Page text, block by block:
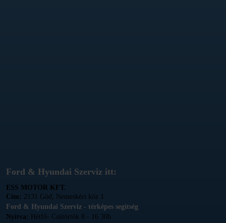
Ford & Hyundai Szerviz itt:
ESS MOTOR KFT.
Cím: 2131 Göd, Nemeskéri köz 1.
Ford & Hyundai Szerviz - térképes segítség
Nyitva: Hétfő- Csütörtök 8 - 16.30h